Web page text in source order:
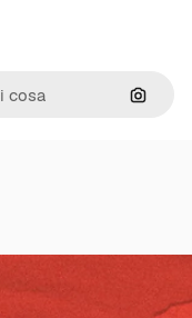
Cerca